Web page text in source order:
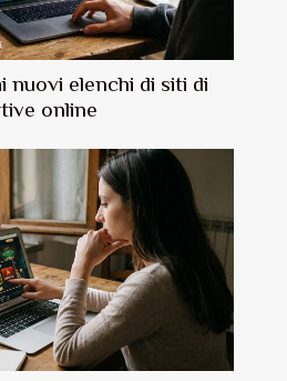
nuovi elenchi di siti di
online